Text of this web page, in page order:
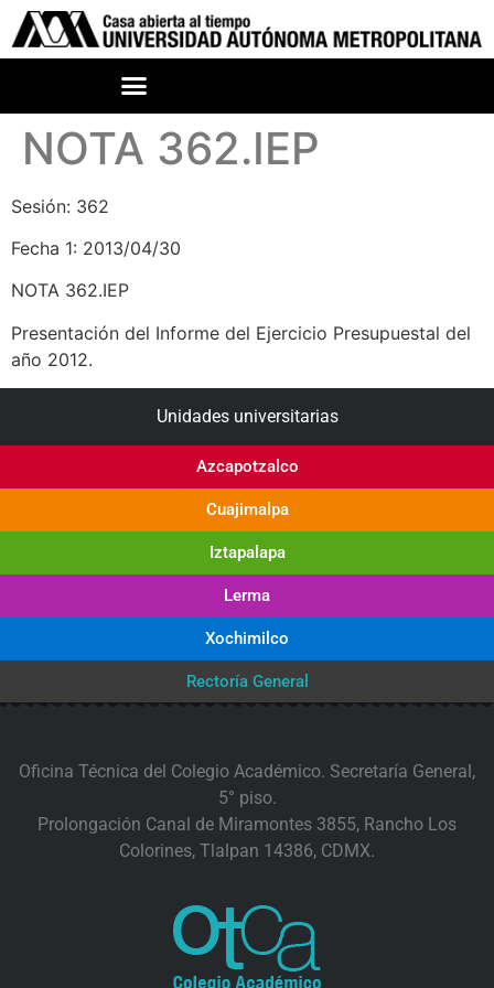
NOTA 362.IEP
Sesión: 362
Fecha 1: 2013/04/30
NOTA 362.IEP
Presentación del Informe del Ejercicio Presupuestal del
año 2012.
Unidades universitarias
Azcapotzalco
Cuajimalpa
Iztapalapa
Lerma
Xochimilco
Rectoría General
Oficina Técnica del Colegio Académico. Secretaría General,
5° piso.
Prolongación Canal de Miramontes 3855, Rancho Los
Colorines, Tlalpan 14386, CDMX.